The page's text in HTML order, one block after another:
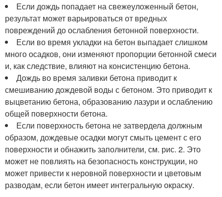
Если дождь попадает на свежеуложенный бетон,
результат может варьироваться от вредных
повреждений до ослабления бетонной поверхности.
Если во время укладки на бетон выпадает слишком
много осадков, они изменяют пропорции бетонной смеси
и, как следствие, влияют на консистенцию бетона.
Дождь во время заливки бетона приводит к
смешиванию дождевой воды с бетоном. Это приводит к
выцветанию бетона, образованию лазури и ослаблению
общей поверхности бетона.
Если поверхность бетона не затвердела должным
образом, дождевые осадки могут смыть цемент с его
поверхности и обнажить заполнители, см. рис. 2. Это
может не повлиять на безопасность конструкции, но
может привести к неровной поверхности и цветовым
разводам, если бетон имеет интегральную окраску.